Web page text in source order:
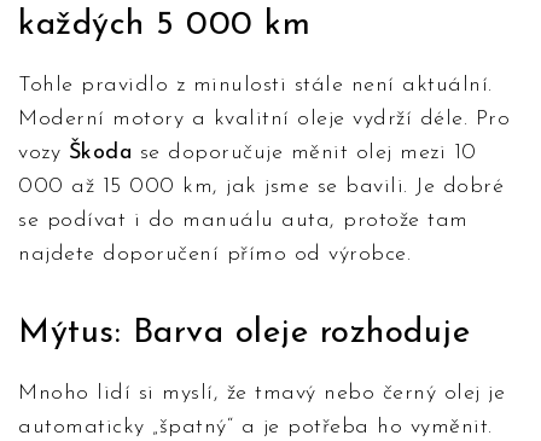
každých 5 000 km
Tohle pravidlo z minulosti stále není aktuální.
Moderní motory a kvalitní oleje vydrží déle. Pro
vozy Škoda se doporučuje měnit olej mezi 10
000 až 15 000 km, jak jsme se bavili. Je dobré
se podívat i do manuálu auta, protože tam
najdete doporučení přímo od výrobce.
Mýtus: Barva oleje rozhoduje
Mnoho lidí si myslí, že tmavý nebo černý olej je
automaticky „špatný“ a je potřeba ho vyměnit.